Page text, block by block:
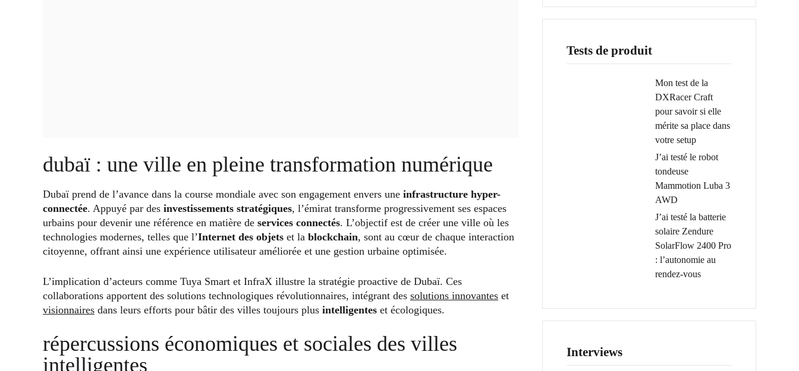
dubaï : une ville en pleine transformation numérique
Dubaï prend de l’avance dans la course mondiale avec son engagement envers une infrastructure hyper-
connectée. Appuyé par des investissements stratégiques, l’émirat transforme progressivement ses espaces
urbains pour devenir une référence en matière de services connectés. L’objectif est de créer une ville où les
technologies modernes, telles que l’Internet des objets et la blockchain, sont au cœur de chaque interaction
citoyenne, offrant ainsi une expérience utilisateur améliorée et une gestion urbaine optimisée.
L’implication d’acteurs comme Tuya Smart et InfraX illustre la stratégie proactive de Dubaï. Ces
collaborations apportent des solutions technologiques révolutionnaires, intégrant des solutions innovantes et
visionnaires dans leurs efforts pour bâtir des villes toujours plus intelligentes et écologiques.
répercussions économiques et sociales des villes
intelligentes
Tests de produit
Mon test de la
DXRacer Craft
pour savoir si elle
mérite sa place dans
votre setup
J’ai testé le robot
tondeuse
Mammotion Luba 3
AWD
J’ai testé la batterie
solaire Zendure
SolarFlow 2400 Pro
: l’autonomie au
rendez-vous
Interviews